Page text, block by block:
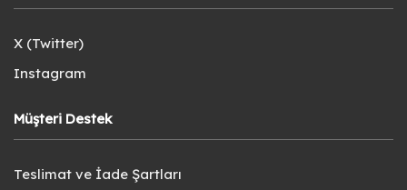
X (Twitter)
Instagram
Müşteri Destek
Teslimat ve İade Şartları